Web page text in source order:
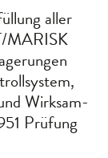
aller
MARISK
Wirksam­
Prüfung